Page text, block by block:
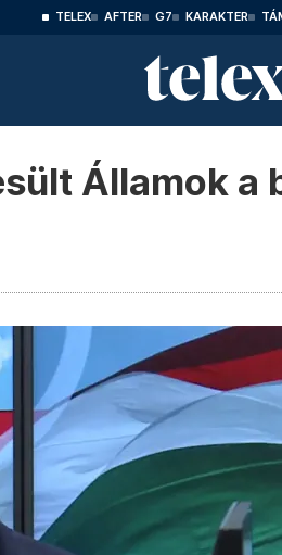
TELEX AFTER G7 KARAKTER
Államok a